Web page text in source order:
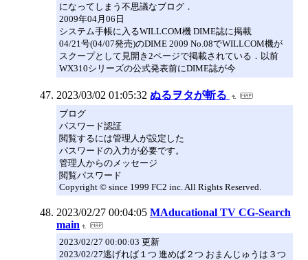
になってしまう不思議なブログ．
2009年04月06日
システム手帳に入るWILLCOM機 DIME誌に掲載
04/21号(04/07発売)のDIME 2009 No.08でWILLCOM機が
スクープとして見開き2ページで掲載されている．以前
WX310シリーズの公式発表前にDIME誌が今
2023/03/02 01:05:32 ぬるヲタが斬る
ブログ
パスワード認証
閲覧するには管理人が設定した
パスワードの入力が必要です。
管理人からのメッセージ
閲覧パスワード
Copyright © since 1999 FC2 inc. All Rights Reserved.
2023/02/27 00:04:05 MAducational TV CG-Search
main
2023/02/27 00:00:03 更新
2023/02/27逃げれば１つ 進めば２つ おまんじゅうは３つ